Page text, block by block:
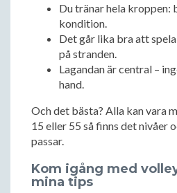
Du tränar hela kroppen:
kondition.
Det går lika bra att
på stranden.
Lagandan är central –
hand.
Och det bästa? Alla kan vara
15 eller 55 så finns det nivåer
passar.
Kom igång med
mina tips